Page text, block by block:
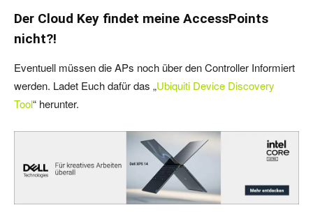
Der Cloud Key findet meine AccessPoints
nicht?!
Eventuell müssen die APs noch über den Controller Informiert
werden. Ladet Euch dafür das „Ubiquiti Device Discovery
Tool“ herunter.